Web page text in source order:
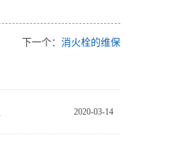
下一个： 消火栓的维保
2020-03-14